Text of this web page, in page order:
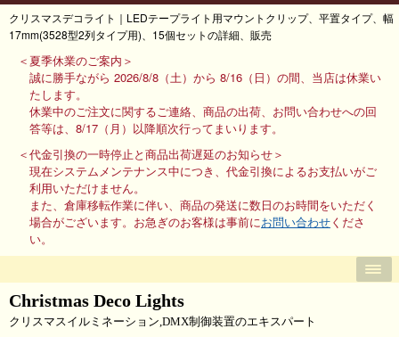
クリスマスデコライト｜LEDテープライト用マウントクリップ、平置タイプ、幅
17mm(3528型2列タイプ用)、15個セットの詳細、販売
＜夏季休業のご案内＞
誠に勝手ながら 2026/8/8（土）から 8/16（日）の間、当店は休業い
たします。
休業中のご注文に関するご連絡、商品の出荷、お問い合わせへの回
答等は、8/17（月）以降順次行ってまいります。
＜代金引換の一時停止と商品出荷遅延のお知らせ＞
現在システムメンテナンス中につき、代金引換によるお支払いがご
利用いただけません。
また、倉庫移転作業に伴い、商品の発送に数日のお時間をいただく
場合がございます。お急ぎのお客様は事前にお問い合わせくださ
い。
Christmas Deco Lights
クリスマスイルミネーション,DMX制御装置のエキスパート